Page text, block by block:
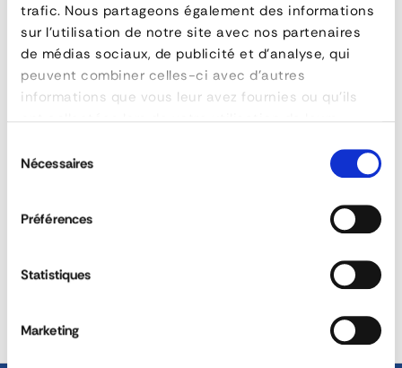
trafic. Nous partageons également des informations
sur l'utilisation de notre site avec nos partenaires
de médias sociaux, de publicité et d'analyse, qui
peuvent combiner celles-ci avec d'autres
informations que vous leur avez fournies ou qu'ils
duNécessaires
Préférences
Statistiques
Marketing
Tendeur
à
levier
mm
avec
FAQ
La bouclerie permet-elle la customisation